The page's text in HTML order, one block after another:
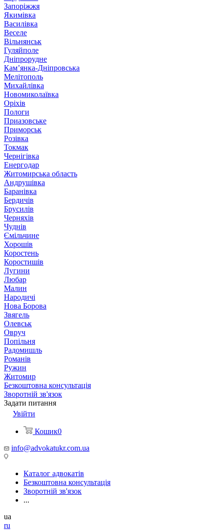
Запоріжжя
Якимівка
Василівка
Веселе
Вільнянськ
Гуляйполе
Дніпрорудне
Кам’янка-Дніпровська
Мелітополь
Михайлівка
Новомиколаївка
Оріхів
Пологи
Приазовське
Приморськ
Розівка
Токмак
Чернігівка
Енергодар
Житомирська область
Андрушівка
Баранівка
Бердичів
Брусилів
Черняхів
Чуднів
Ємільчине
Хорошів
Коростень
Коростишів
Лугини
Любар
Малин
Народичі
Нова Борова
Звягель
Олевськ
Овруч
Попільня
Радомишль
Романів
Ружин
Житомир
Безкоштовна консультація
Зворотній зв'язок
Задати питання
Увійти
Кошик0
info@advokatukr.com.ua
Каталог адвокатів
Безкоштовна консультація
Зворотній зв'язок
...
ua
ru